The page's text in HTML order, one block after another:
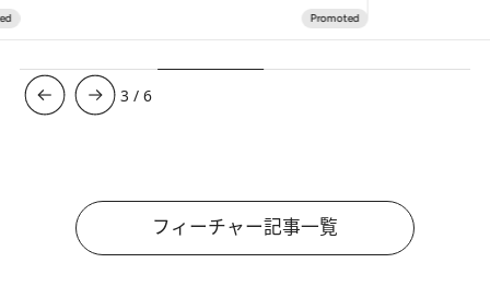
3 /6
フィーチャー記事一覧